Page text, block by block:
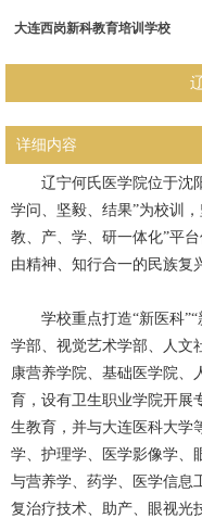
大连西岗新科教育培训学校
详细内容
辽宁何氏医学院位于沈
学问、坚毅、结果”为校训，
教、产、学、研一体化”平
由精神、知行合一的民族复
学校重点打造“新医科
学部、视觉艺术学部、人文
康营养学院、基础医学院、
育，设有卫生职业学院开展
生教育，并与大连医科大学
学、护理学、医学影像学、
与营养学、药学、医学信息
复治疗技术、助产、眼视光